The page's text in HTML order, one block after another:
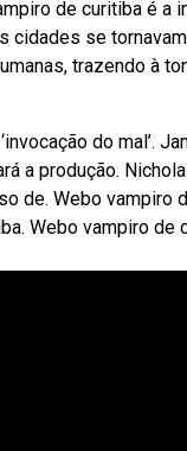
de curitiba é a
cidades se
trazendo à
do mal’.
a produção.
de. Webo vampiro
Webo vampiro